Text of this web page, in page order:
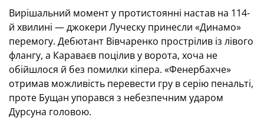
Вирішальний момент у протистоянні настав на 114-
й хвилині — джокери Луческу принесли «Динамо»
перемогу. Дебютант Вівчаренко прострілив із лівого
флангу, а Караваєв поцілив у ворота, хоча не
обійшлося й без помилки кіпера. «Фенербахче»
отримав можливість перевести гру в серію пенальті,
проте Бущан упорався з небезпечним ударом
Дурсуна головою.